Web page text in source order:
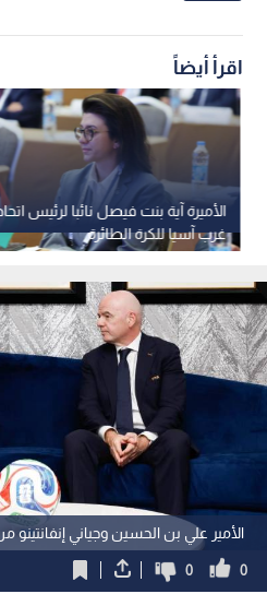
اقرأ أيضاً
الأميرة آية بنت فيصل نائبا لرئيس
غرب آسيا للكرة الطائرة
الأمير علي بن الحسين وجياني إنفانتينو
0
0